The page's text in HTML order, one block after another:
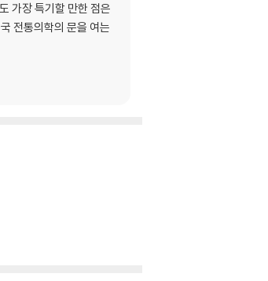
가장 특기할 만한 점은
전통의학의 문을 여는